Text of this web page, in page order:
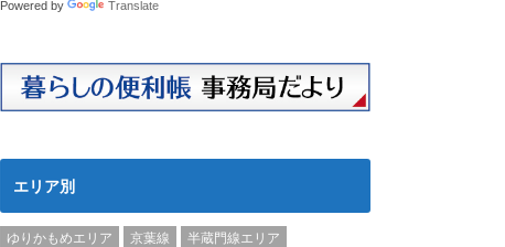
Powered by Translate
エリア別
ゆりかもめエリア 京葉線
半蔵門線エリア